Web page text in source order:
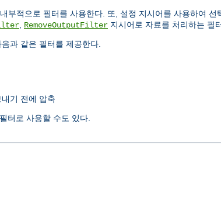
부적으로 필터를 사용한다. 또, 설정 지시어를 사용하여 선
RemoveOutputFilter 지시어로 자료를 처리하는 필
과 같은 필터를 제공한다.
기 전에 압축
터로 사용할 수도 있다.